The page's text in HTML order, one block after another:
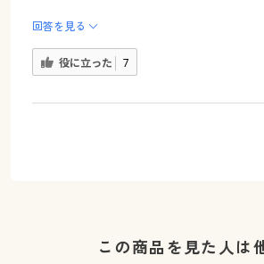
回答を見る
役に立った 7
この商品を見た人は